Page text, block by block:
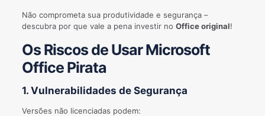
Não comprometa sua produtividade e segurança –
descubra por que vale a pena investir no Office original!
Os Riscos de Usar Microsoft
Office Pirata
1. Vulnerabilidades de Segurança
Versões não licenciadas podem: